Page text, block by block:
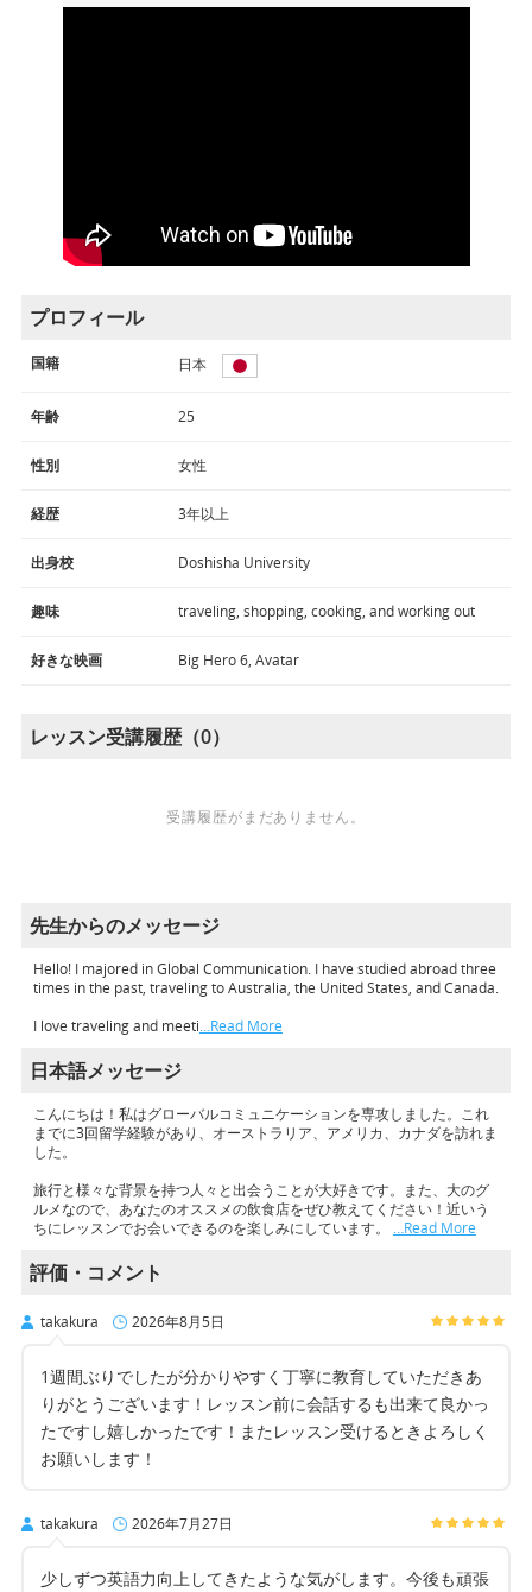
プロフィール
国籍 日本
年齢 25
性別 女性
経歴 3年以上
出身校 Doshisha University
趣味 traveling, shopping, cooking, and working out
好きな映画 Big Hero 6, Avatar
レッスン受講履歴（0）
受講履歴がまだありません。
先生からのメッセージ
Hello! I majored in Global Communication. I have studied abroad three
times in the past, traveling to Australia, the United States, and Canada.
I love traveling and meeti…Read More
日本語メッセージ
こんにちは！私はグローバルコミュニケーションを専攻しました。これ
までに3回留学経験があり、オーストラリア、アメリカ、カナダを訪れま
した。
旅行と様々な背景を持つ人々と出会うことが大好きです。また、大のグ
ルメなので、あなたのオススメの飲食店をぜひ教えてください！近いう
ちにレッスンでお会いできるのを楽しみにしています。 …Read More
評価・コメント
takakura 2026年8月5日
1週間ぶりでしたが分かりやすく丁寧に教育していただきあ
りがとうございます！レッスン前に会話するも出来て良かっ
たですし嬉しかったです！またレッスン受けるときよろしく
お願いします！
takakura 2026年7月27日
少しずつ英語力向上してきたような気がします。今後も頑張